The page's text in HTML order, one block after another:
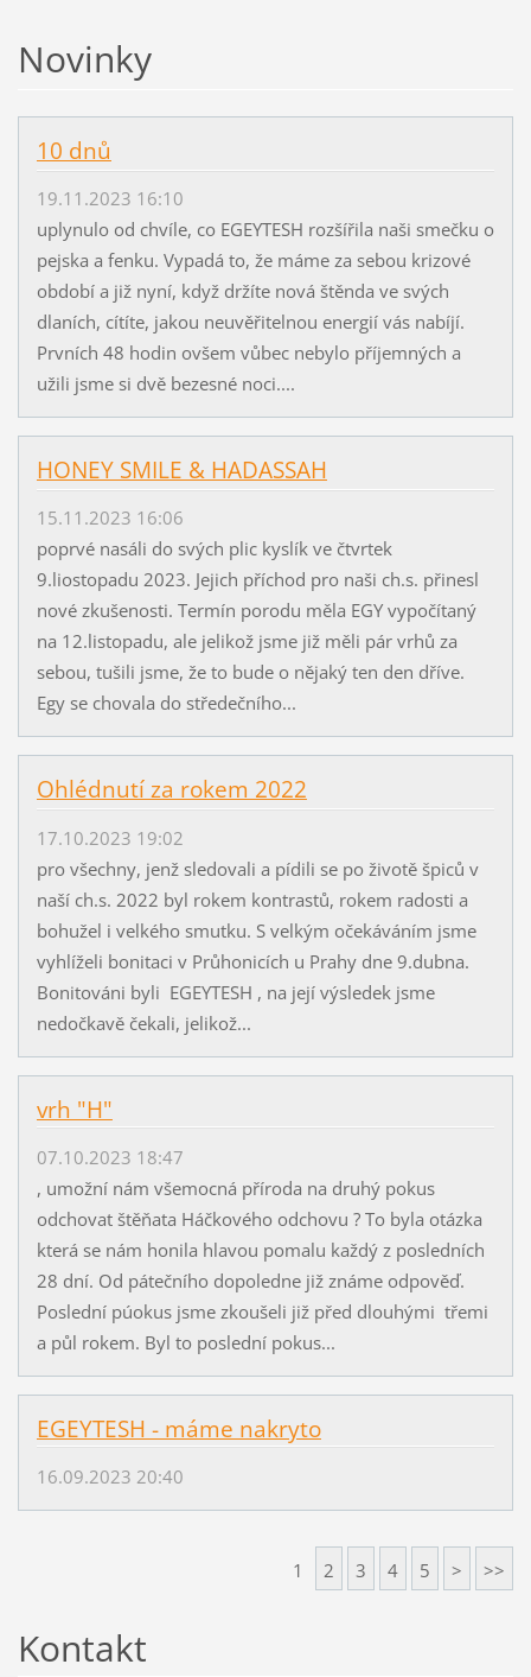
Novinky
10 dnů
19.11.2023 16:10
uplynulo od chvíle, co EGEYTESH rozšířila naši smečku o
pejska a fenku. Vypadá to, že máme za sebou krizové
období a již nyní, když držíte nová štěnda ve svých
dlaních, cítíte, jakou neuvěřitelnou energií vás nabíjí.
Prvních 48 hodin ovšem vůbec nebylo příjemných a
užili jsme si dvě bezesné noci....
HONEY SMILE & HADASSAH
15.11.2023 16:06
poprvé nasáli do svých plic kyslík ve čtvrtek
9.liostopadu 2023. Jejich příchod pro naši ch.s. přinesl
nové zkušenosti. Termín porodu měla EGY vypočítaný
na 12.listopadu, ale jelikož jsme již měli pár vrhů za
sebou, tušili jsme, že to bude o nějaký ten den dříve.
Egy se chovala do středečního...
Ohlédnutí za rokem 2022
17.10.2023 19:02
pro všechny, jenž sledovali a pídili se po životě špiců v
naší ch.s. 2022 byl rokem kontrastů, rokem radosti a
bohužel i velkého smutku. S velkým očekáváním jsme
vyhlíželi bonitaci v Průhonicích u Prahy dne 9.dubna.
Bonitováni byli EGEYTESH , na její výsledek jsme
nedočkavě čekali, jelikož...
vrh "H"
07.10.2023 18:47
, umožní nám všemocná příroda na druhý pokus
odchovat štěňata Háčkového odchovu ? To byla otázka
která se nám honila hlavou pomalu každý z posledních
28 dní. Od pátečního dopoledne již známe odpověď.
Poslední púokus jsme zkoušeli již před dlouhými třemi
a půl rokem. Byl to poslední pokus...
EGEYTESH - máme nakryto
16.09.2023 20:40
1 2 3 4 5 > >>
Kontakt